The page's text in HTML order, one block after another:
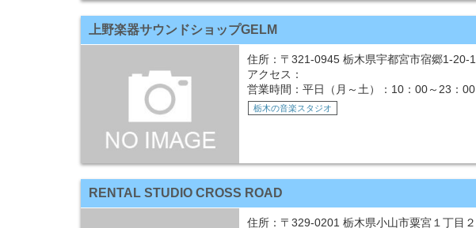
上野楽器サウンドショップGELM
住所：〒321-0945 栃木県宇都宮市宿郷1-20-
アクセス：
営業時間：平日（月～土）：10：00～23：
栃木の音楽スタジオ
RENTAL STUDIO CROSS ROAD
住所：〒329-0201 栃木県小山市粟宮１丁目